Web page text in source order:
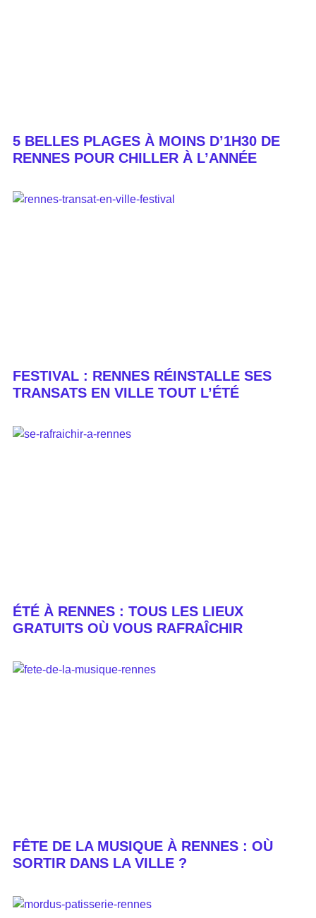
5 BELLES PLAGES À MOINS D’1H30 DE
RENNES POUR CHILLER À L’ANNÉE
FESTIVAL : RENNES RÉINSTALLE SES
TRANSATS EN VILLE TOUT L’ÉTÉ
ÉTÉ À RENNES : TOUS LES LIEUX
GRATUITS OÙ VOUS RAFRAÎCHIR
FÊTE DE LA MUSIQUE À RENNES : OÙ
SORTIR DANS LA VILLE ?